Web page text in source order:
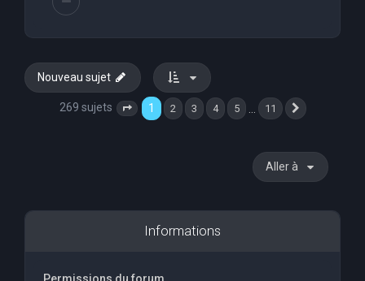
Nouveau sujet
269 sujets Page 1 sur11
1 2 3 4 5 11
Aller à
Informations